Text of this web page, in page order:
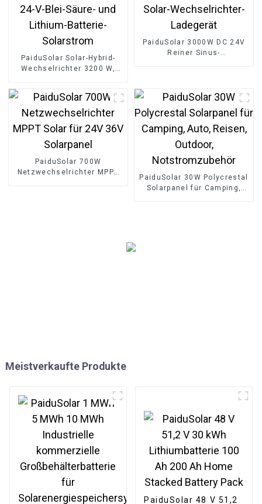
PaiduSolar Solar-Hybrid-
Wechselrichter 3200 W,
Batterie-Solarstrom
PaiduSolar 3000W DC 24V
Reiner Sinus-
PaiduSolar 700W
Netzwechselrichter MPPT
PaiduSolar 30W Polycrestal
Solarpanel für Camping,
Meistverkaufte Produkte
PaiduSolar 48 V 51,2